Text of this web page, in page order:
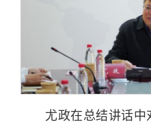
尤政在总结讲话